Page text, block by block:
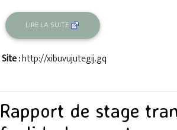
LIRE LA SUITE
Site :http://xibuvujutegij.gq
Rapport de stage